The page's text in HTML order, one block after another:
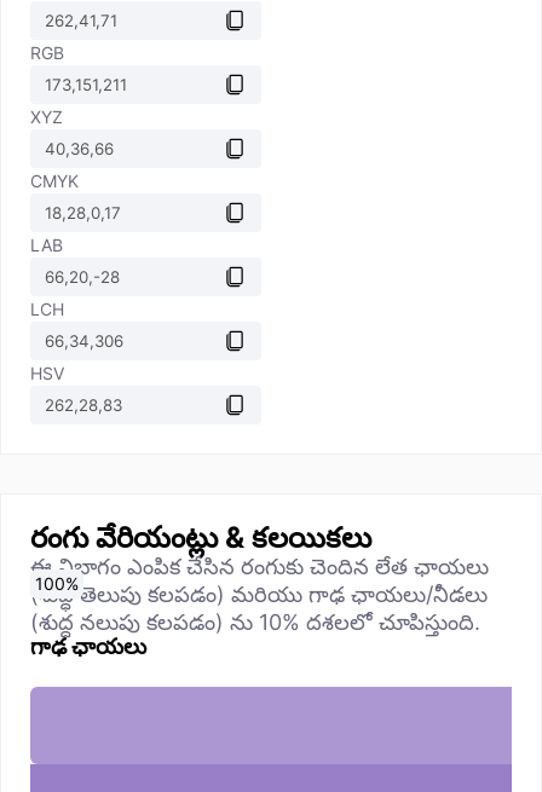
RGB
XYZ
CMYK
LAB
LCH
HSV
రంగు వేరియంట్లు & కలయికలు
ఈ విభాగం ఎంపిక చేసిన రంగుకు చెందిన లేత ఛాయలు
(శుద్ధ తెలుపు కలపడం) మరియు గాఢ ఛాయలు/నీడలు
(శుద్ధ నలుపు కలపడం) ను 10% దశలలో చూపిస్తుంది.
గాఢ ఛాయలు
0%
10%
20%
30%
40%
50%
60%
70%
80%
90%
100%